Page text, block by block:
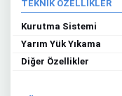
TEKNİK ÖZELLİKLER
Kurutma Sistemi
Yarım Yük Yıkama
Diğer Özellikler